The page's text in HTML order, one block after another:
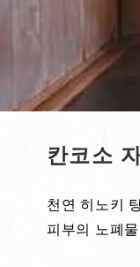
칸코소
천연 히노키
피부의 노폐